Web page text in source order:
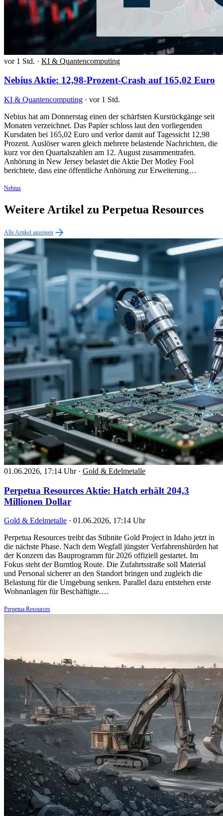
vor 1 Std. · KI & Quantencomputing
Nebius Aktie: 12,98-Prozent-Crash auf 165,02 Euro
KI & Quantencomputing · vor 1 Std.
Nebius hat am Donnerstag einen der schärfsten Kursrückgänge seit
Monaten verzeichnet. Das Papier schloss laut den vorliegenden
Kursdaten bei 165,02 Euro und verlor damit auf Tagessicht 12,98
Prozent. Auslöser waren gleich mehrere belastende Nachrichten, die
kurz vor den Quartalszahlen am 12. August zusammentrafen.
Anhörung in New Jersey belastet die Aktie Der Motley Fool
berichtete, dass eine öffentliche Anhörung zur Erweiterung…
Nebius
Weitere Artikel zu Perpetua Resources
Alle Artikel anzeigen
01.06.2026, 17:14 Uhr · Gold & Edelmetalle
Perpetua Resources Aktie: Hatch erhält 204,3
Millionen Dollar
Gold & Edelmetalle · 01.06.2026, 17:14 Uhr
Perpetua Resources treibt das Stibnite Gold Project in Idaho jetzt in
die nächste Phase. Nach dem Wegfall jüngster Verfahrenshürden hat
der Konzern das Bauprogramm für 2026 offiziell gestartet. Im
Fokus steht der Burntlog Route. Die Zufahrtsstraße soll Material
und Personal sicherer an den Standort bringen und zugleich die
Belastung für die Umgebung senken. Parallel dazu entstehen erste
Wohnanlagen für Beschäftigte.…
Perpetua Resources